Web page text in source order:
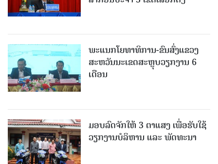
ພະແນກໂຍທາທິການ-ຂົນສົ່ງແຂວງ
ສະຫວັນນະເຂດສະຫຼຸບວຽກງານ 6
ເດືອນ
ມອບລົດຈັກໃຫ້ 3 ຕາແສງ ເພື່ອຮັບໃຊ້
ວຽກງານບໍລິຫານ ແລະ ພັດທະນາ